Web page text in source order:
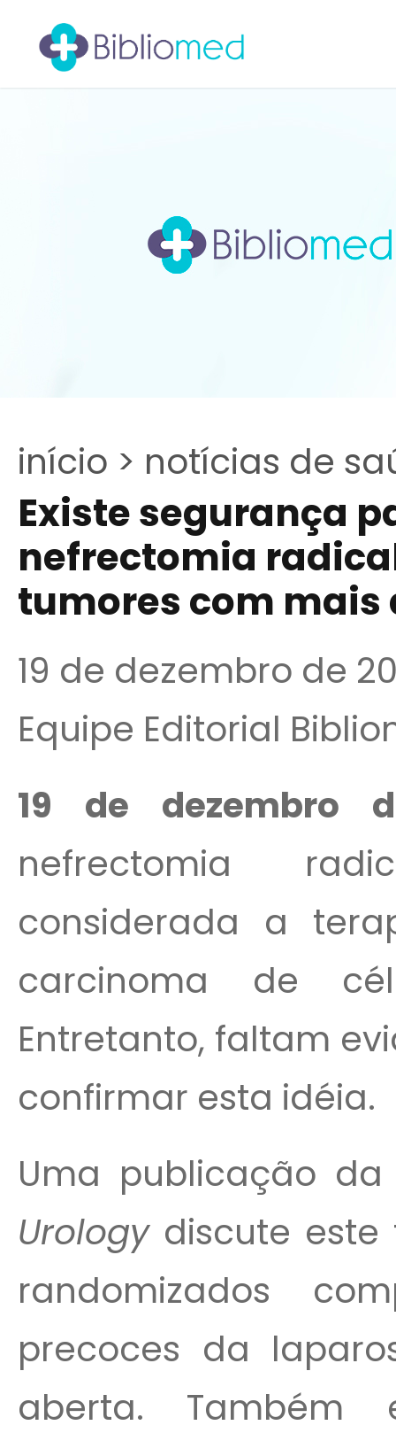
início > notícias de
Existe segurança
nefrectomia
tumores com mais
19 de dezembro de
Equipe Editorial
19 de dezembro
nefrectomia
considerada a
carcinoma de
Entretanto, faltam
confirmar esta idéia.
Uma publicação
Urologydiscute este
randomizados
precoces da
aberta. Também